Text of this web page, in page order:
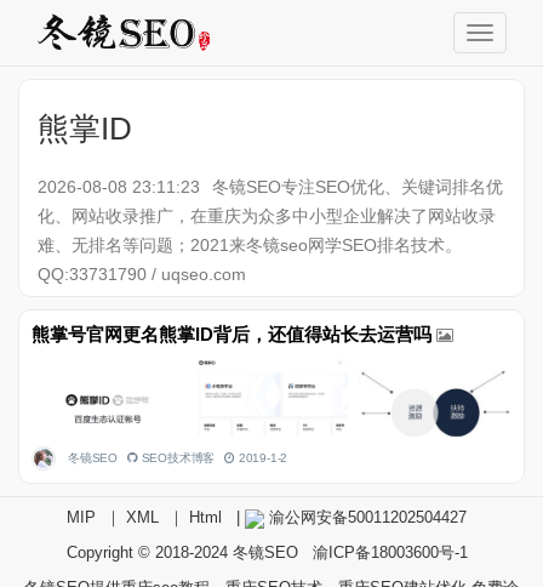
熊掌ID
2026-08-08 23:11:23
冬镜SEO专注SEO优化、关键词排名优
化、网站收录推广，在重庆为众多中小型企业解决了网站收录
难、无排名等问题；2021来冬镜seo网学SEO排名技术。
QQ:33731790 / uqseo.com
熊掌号官网更名熊掌ID背后，还值得站长去运营吗
冬镜SEO SEO技术博客 2019-1-2
MIP ｜ XML ｜ Html
渝公网安备50011202504427
Copyright © 2018-2024 冬镜SEO
渝ICP备18003600号-1